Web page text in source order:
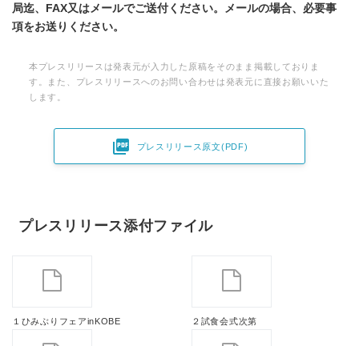
局迄、FAX又はメールでご送付ください。メールの場合、必要事
項をお送りください。
本プレスリリースは発表元が入力した原稿をそのまま掲載しておりま
す。また、プレスリリースへのお問い合わせは発表元に直接お願いいた
します。
 プレスリリース原文(PDF)
プレスリリース添付ファイル
１ひみぶりフェアinKOBE ２試食会式次第